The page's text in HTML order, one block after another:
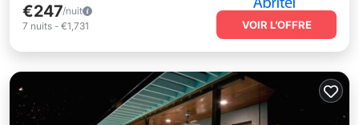
€247/nuit
7 nuits - €1,731 VOIR L’OFFRE